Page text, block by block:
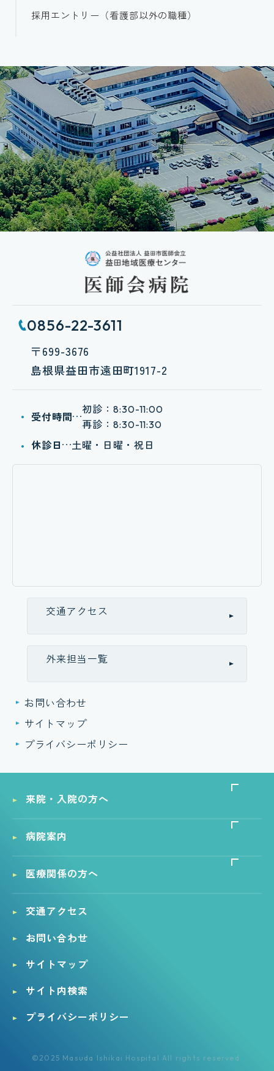
採用エントリー（看護部以外の職種）
0856-22-3611
〒699-3676
島根県益田市遠田町1917-2
受付時間
初診： 8:30-11:00
再診： 8:30-11:30
休診日 土曜・日曜・祝日
交通アクセス
外来担当一覧
お問い合わせ
サイトマップ
プライバシーポリシー
来院・入院の方へ
病院案内
医療関係の方へ
交通アクセス
お問い合わせ
サイトマップ
サイト内検索
プライバシーポリシー
©2025 Masuda Ishikai Hospital All rights reserved.